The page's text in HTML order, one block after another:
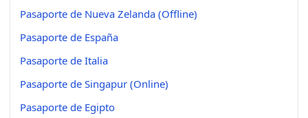
Pasaporte de Nueva Zelanda (Offline)
Pasaporte de España
Pasaporte de Italia
Pasaporte de Singapur (Online)
Pasaporte de Egipto